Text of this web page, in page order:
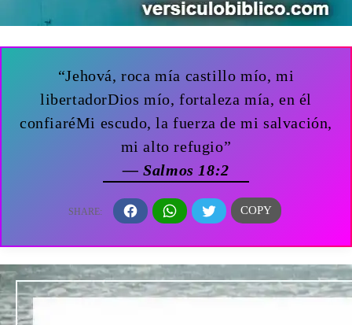
“Jehová, roca mía castillo mío, mi
libertadorDios mío, fortaleza mía, en él
confiaréMi escudo, la fuerza de mi salvación,
mi alto refugio”
— Salmos 18:2